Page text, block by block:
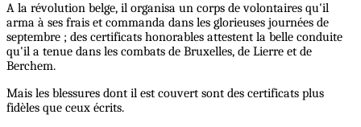
A la révolution belge, il organisa un corps de volontaires qu'il
arma à ses frais et commanda dans les glorieuses journées de
septembre ; des certificats honorables attestent la belle conduite
qu'il a tenue dans les combats de Bruxelles, de Lierre et de
Berchem.
Mais les blessures dont il est couvert sont des certificats plus
fidèles que ceux écrits.